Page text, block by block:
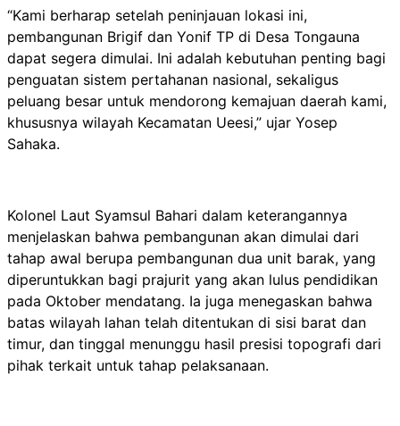
“Kami berharap setelah peninjauan lokasi ini,
pembangunan Brigif dan Yonif TP di Desa Tongauna
dapat segera dimulai. Ini adalah kebutuhan penting bagi
penguatan sistem pertahanan nasional, sekaligus
peluang besar untuk mendorong kemajuan daerah kami,
khususnya wilayah Kecamatan Ueesi,” ujar Yosep
Sahaka.
Kolonel Laut Syamsul Bahari dalam keterangannya
menjelaskan bahwa pembangunan akan dimulai dari
tahap awal berupa pembangunan dua unit barak, yang
diperuntukkan bagi prajurit yang akan lulus pendidikan
pada Oktober mendatang. Ia juga menegaskan bahwa
batas wilayah lahan telah ditentukan di sisi barat dan
timur, dan tinggal menunggu hasil presisi topografi dari
pihak terkait untuk tahap pelaksanaan.